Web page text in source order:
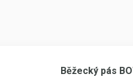
Běžecký pás